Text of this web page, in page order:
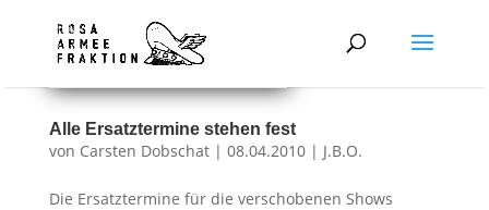
Alle Ersatztermine stehen fest
von Carsten Dobschat| 08.04.2010| J.B.O.
Die Ersatztermine für die verschobenen Shows